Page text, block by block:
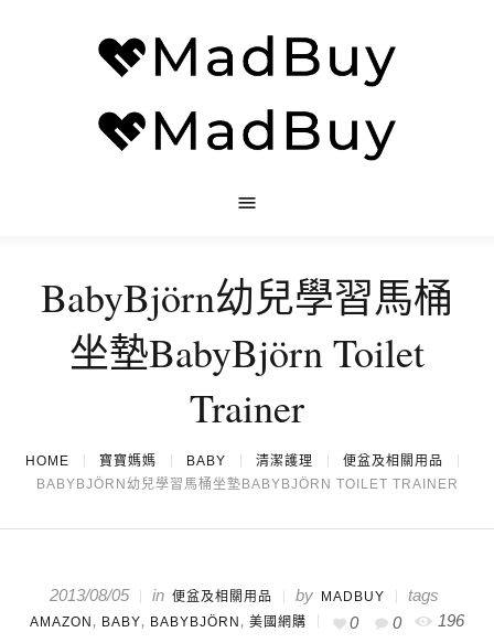
BabyBjörn幼兒學習馬桶
坐墊BabyBjörn Toilet
Trainer
HOME 寶寶媽媽 BABY 清潔護理
便盆及相關用品
BABYBJÖRN幼兒學習馬桶坐墊BABYBJÖRN TOILET TRAINER
2013/08/05 in 便盆及相關用品 by MADBUY tags
AMAZON , BABY, BABYBJÖRN , 美國網購 0 0 196